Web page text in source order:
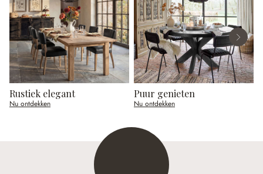
Rustiek elegant
Nu ontdekken
Puur genieten
Nu ontdekken